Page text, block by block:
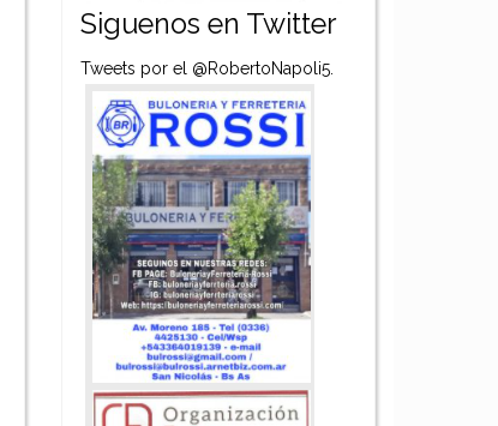
Siguenos en Twitter
Tweets por el @RobertoNapoli5.